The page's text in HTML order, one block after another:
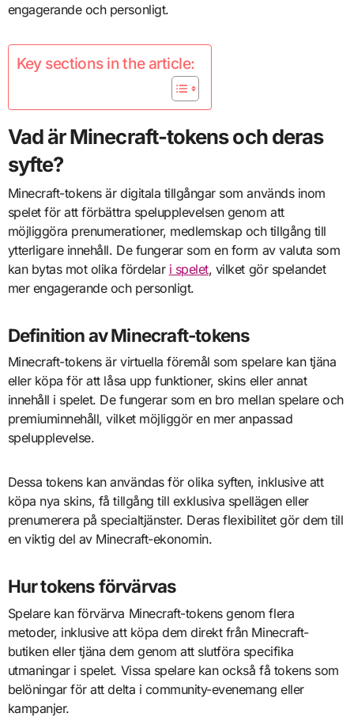
engagerande och personligt.
Key sections in the article:
Vad är Minecraft-tokens och deras
syfte?
Minecraft-tokens är digitala tillgångar som används inom
spelet för att förbättra spelupplevelsen genom att
möjliggöra prenumerationer, medlemskap och tillgång till
ytterligare innehåll. De fungerar som en form av valuta som
kan bytas mot olika fördelar i spelet, vilket gör spelandet
mer engagerande och personligt.
Definition av Minecraft-tokens
Minecraft-tokens är virtuella föremål som spelare kan tjäna
eller köpa för att låsa upp funktioner, skins eller annat
innehåll i spelet. De fungerar som en bro mellan spelare och
premiuminnehåll, vilket möjliggör en mer anpassad
spelupplevelse.
Dessa tokens kan användas för olika syften, inklusive att
köpa nya skins, få tillgång till exklusiva spellägen eller
prenumerera på specialtjänster. Deras flexibilitet gör dem till
en viktig del av Minecraft-ekonomin.
Hur tokens förvärvas
Spelare kan förvärva Minecraft-tokens genom flera
metoder, inklusive att köpa dem direkt från Minecraft-
butiken eller tjäna dem genom att slutföra specifika
utmaningar i spelet. Vissa spelare kan också få tokens som
belöningar för att delta i community-evenemang eller
kampanjer.